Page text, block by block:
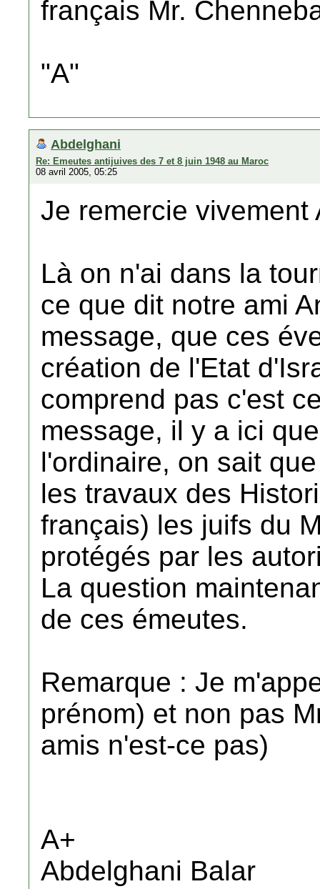
français Mr.
"A"
Abdelghani
Re: Emeutes antijuives des 7 et 8 juin 1948 au Maroc
08 avril 2005, 05:25
Je remercie vivement
Là on n'ai dans la
ce que dit notre ami
message, que ces
création de l'Etat
comprend pas c'est
message, il y a ici
l'ordinaire, on sait
les travaux des
français) les juifs du
protégés par les
La question
de ces émeutes.
Remarque : Je
prénom) et non pas
amis n'est-ce pas)
A+
Abdelghani Balar